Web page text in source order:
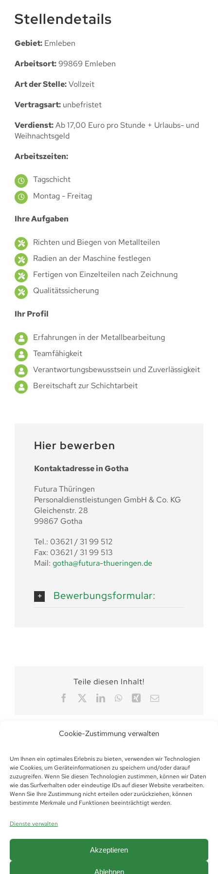
Cookie-Zustimmung verwalten
Um Ihnen ein optimales Erlebnis zu bieten, verwenden wir Technologien
wie Cookies, um Geräteinformationen zu speichern und/oder darauf
zuzugreifen. Wenn Sie diesen Technologien zustimmen, können wir Daten
wie das Surfverhalten oder eindeutige IDs auf dieser Website verarbeiten.
Wenn Sie Ihre Zustimmung nicht erteilen oder zurückziehen, können
bestimmte Merkmale und Funktionen beeinträchtigt werden.
Dienste verwalten
Akzeptieren
Ablehnen
Stellendetails
Gebiet: Emleben
Arbeitsort:99869 Emleben
Art der Stelle:Vollzeit
Vertragsart: unbefristet
Verdienst:Ab 17,00 Euro pro Stunde + Urlaubs- und
Weihnachtsgeld
Arbeitszeiten:
Tagschicht
Montag - Freitag
Ihre Aufgaben
Richten und Biegen von Metallteilen
Radien an der Maschine festlegen
Fertigen von Einzelteilen nach Zeichnung
Qualitätssicherung
Ihr Profil
Erfahrungen in der Metallbearbeitung
Teamfähigkeit
Verantwortungsbewusstsein und Zuverlässigkeit
Bereitschaft zur Schichtarbeit
Hier bewerben
Kontaktadresse in Gotha
Futura Thüringen
Personaldienstleistungen GmbH & Co. KG
Gleichenstr. 28
99867 Gotha
Tel.: 03621 / 31 99 512
Fax: 03621 / 31 99 513
Mail: gotha@futura-thueringen.de
Bewerbungsformular:
Teile diesen Inhalt!
Facebook
X LinkedInWhatsApp
XingE-